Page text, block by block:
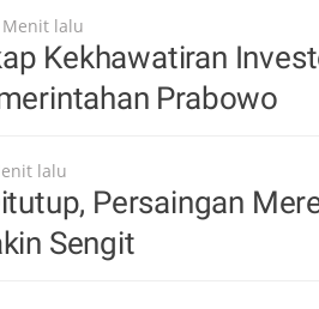
Menit lalu
Kekhawatiran
Prabowo
lalu
Persaingan
Sengit